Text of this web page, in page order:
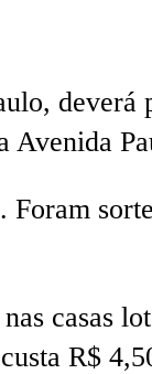
Avenida
casas
R$